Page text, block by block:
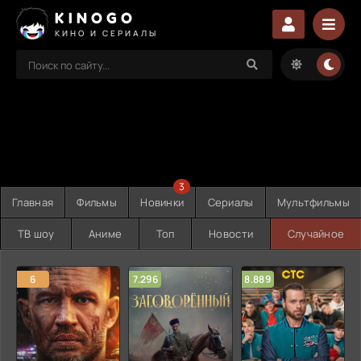
KINOGO
КИНО И СЕРИАЛЫ
Главная Фильмы Новинки
3
Сериалы Мультфильмы
ТВ шоу Аниме Топ Новости Случайное
6 7.296 8.889